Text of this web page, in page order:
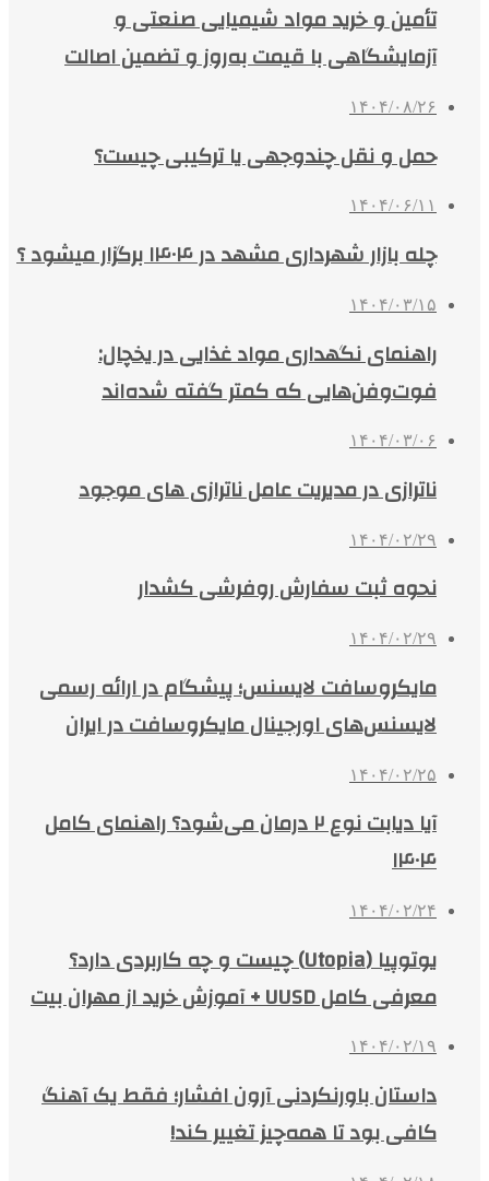
تأمین و خرید مواد شیمیایی صنعتی و
آزمایشگاهی با قیمت به‌روز و تضمین اصالت
۱۴۰۴/۰۸/۲۶
حمل و نقل چندوجهی یا ترکیبی چیست؟
۱۴۰۴/۰۶/۱۱
چله بازار شهرداری مشهد در ۱۴۰۴ برگزار میشود ؟
۱۴۰۴/۰۳/۱۵
راهنمای نگهداری مواد غذایی در یخچال:
فوت‌وفن‌هایی که کمتر گفته شده‌اند
۱۴۰۴/۰۳/۰۶
ناترازی در مدیریت عامل ناترازی های موجود
۱۴۰۴/۰۲/۲۹
نحوه ثبت سفارش روفرشی کشدار
۱۴۰۴/۰۲/۲۹
مایکروسافت لایسنس؛ پیشگام در ارائه رسمی
لایسنس‌های اورجینال مایکروسافت در ایران
۱۴۰۴/۰۲/۲۵
آیا دیابت نوع ۲ درمان می‌شود؟ راهنمای کامل
۱۴۰۴
۱۴۰۴/۰۲/۲۴
یوتوپیا (Utopia) چیست و چه کاربردی دارد؟
معرفی کامل UUSD + آموزش خرید از مهران بیت
۱۴۰۴/۰۲/۱۹
داستان باورنکردنی آرون افشار؛ فقط یک آهنگ
کافی بود تا همه‌چیز تغییر کند!